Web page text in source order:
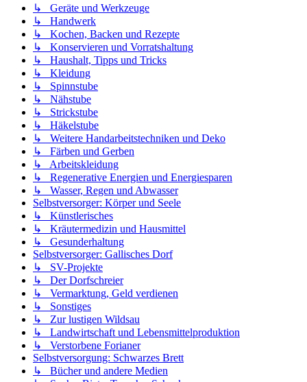
↳ Geräte und Werkzeuge
↳ Handwerk
↳ Kochen, Backen und Rezepte
↳ Konservieren und Vorratshaltung
↳ Haushalt, Tipps und Tricks
↳ Kleidung
↳ Spinnstube
↳ Nähstube
↳ Strickstube
↳ Häkelstube
↳ Weitere Handarbeitstechniken und Deko
↳ Färben und Gerben
↳ Arbeitskleidung
↳ Regenerative Energien und Energiesparen
↳ Wasser, Regen und Abwasser
Selbstversorger: Körper und Seele
↳ Künstlerisches
↳ Kräutermedizin und Hausmittel
↳ Gesunderhaltung
Selbstversorger: Gallisches Dorf
↳ SV-Projekte
↳ Der Dorfschreier
↳ Vermarktung, Geld verdienen
↳ Sonstiges
↳ Zur lustigen Wildsau
↳ Landwirtschaft und Lebensmittelproduktion
↳ Verstorbene Forianer
Selbstversorgung: Schwarzes Brett
↳ Bücher und andere Medien